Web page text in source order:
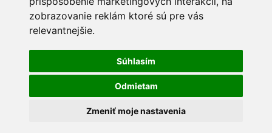
zobrazovanie reklám ktoré sú pre vás
relevantnejšie.
Súhlasím
Odmietam
Zmeniť moje nastavenia